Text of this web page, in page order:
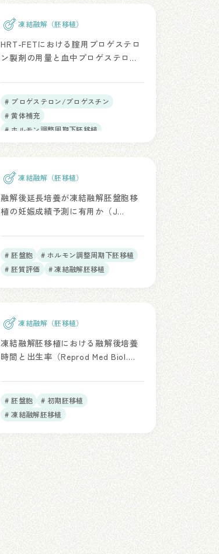
凍結融解（胚移植）
HRT-FETにおける腟用プロゲステロ
ン製剤の用量と血中プロゲステロン
# プロゲステロン/プロゲスチン
# 黄体補充
# ホルモン調整周期下胚移植
# 凍結融解胚移植
凍結融解（胚移植）
融解後延長培養が凍結融解胚盤胞移
植の妊娠成績予測に有用か（J
# 胚盤胞
# ホルモン調整周期下胚移植
# 胚質評価
# 凍結融解胚移植
凍結融解（胚移植）
凍結融解胚移植における融解後培養
時間と出生率（Reprod Med Biol.
# 胚盤胞
# 初期胚移植
# 凍結融解胚移植